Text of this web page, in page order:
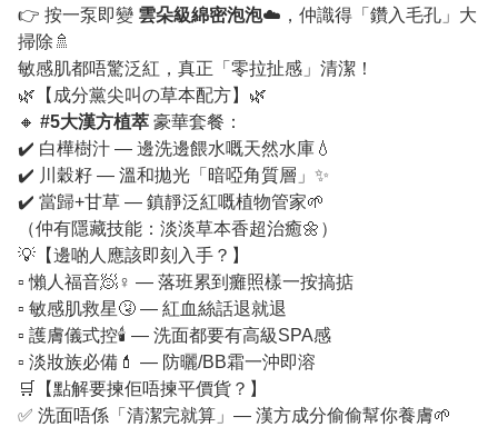
👉 按一泵即變 雲朵級綿密泡泡☁️，仲識得「鑽入毛孔」大
掃除🚿
敏感肌都唔驚泛紅，真正「零拉扯感」清潔！
🌿【成分黨尖叫の草本配方】🌿
🔸 #5大漢方植萃 豪華套餐：
✔️ 白樺樹汁 — 邊洗邊餵水嘅天然水庫💧
✔️ 川穀籽 — 溫和拋光「暗啞角質層」✨
✔️ 當歸+甘草 — 鎮靜泛紅嘅植物管家🌱
（仲有隱藏技能：淡淡草本香超治癒🌼）
💡【邊啲人應該即刻入手？】
▫️ 懶人福音🧖♀️ — 落班累到癱照樣一按搞掂
▫️ 敏感肌救星🤧 — 紅血絲話退就退
▫️ 護膚儀式控🕯️ — 洗面都要有高級SPA感
▫️ 淡妝族必備💄 — 防曬/BB霜一沖即溶
🛒【點解要揀佢唔揀平價貨？】
✅ 洗面唔係「清潔完就算」— 漢方成分偷偷幫你養膚🌱